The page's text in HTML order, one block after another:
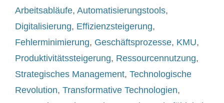
Arbeitsabläufe, Automatisierungstools,
Digitalisierung, Effizienzsteigerung,
Fehlerminimierung, Geschäftsprozesse, KMU,
Produktivitätssteigerung, Ressourcennutzung,
Strategisches Management, Technologische
Revolution, Transformative Technologien,